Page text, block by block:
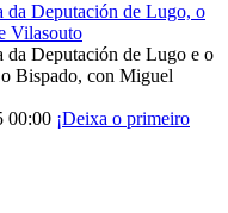
Deputación de Lugo, o
Vilasouto
Deputación de Lugo e o
Bispado, con Miguel
00:00 ¡Deixa o primeiro